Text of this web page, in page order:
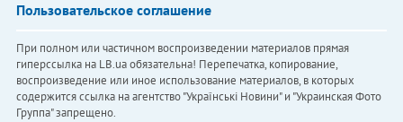
Пользовательское соглашение
При полном или частичном воспроизведении материалов прямая
гиперссылка на LB.ua обязательна! Перепечатка, копирование,
воспроизведение или иное использование материалов, в которых
содержится ссылка на агентство "Українськi Новини" и "Украинская Фото
Группа" запрещено.